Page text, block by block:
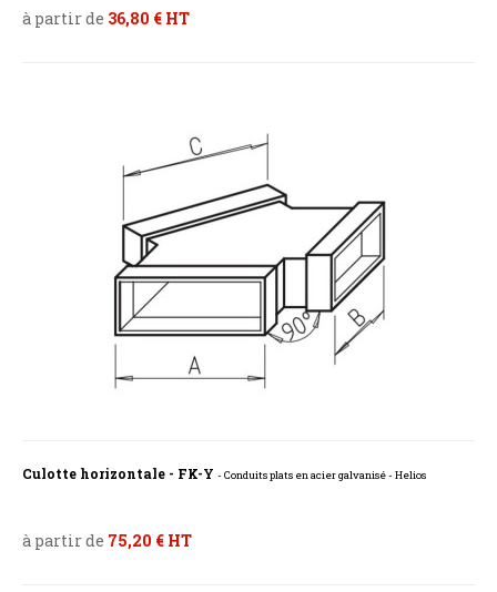
à partir de 36,80 € HT
Culotte horizontale - FK-Y - Conduits plats en acier galvanisé - Helios
à partir de 75,20 € HT